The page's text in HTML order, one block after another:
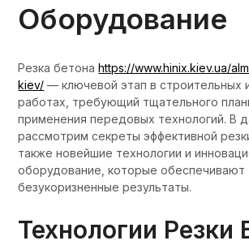
Оборудование
Резка бетонаhttps://www.hinix.kiev.ua/
kiev/ — ключевой этап в строительных
работах, требующий тщательного
применения передовых технологий. В
рассмотрим секреты эффективной
также новейшие технологии и
оборудование, которые обеспечивают
безукоризненные результаты.
Технологии Резки